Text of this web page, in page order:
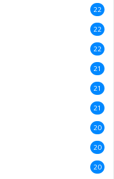
22
22
22
21
21
21
20
20
20